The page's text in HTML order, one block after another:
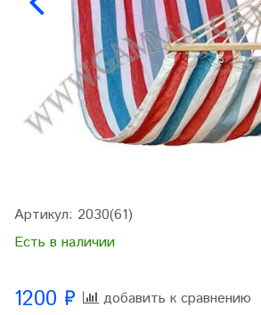
Артикул: 2030(61)
Есть в наличии
1200 ₽ добавить к сравнению